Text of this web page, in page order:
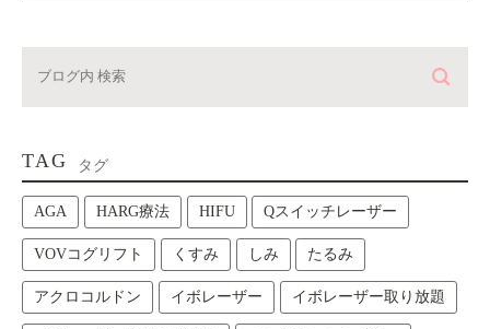
TAG タグ
AGA HARG療法 HIFU Qスイッチレーザー
VOVコグリフト くすみ しみ たるみ
アクロコルドン イボレーザー イボレーザー取り放題